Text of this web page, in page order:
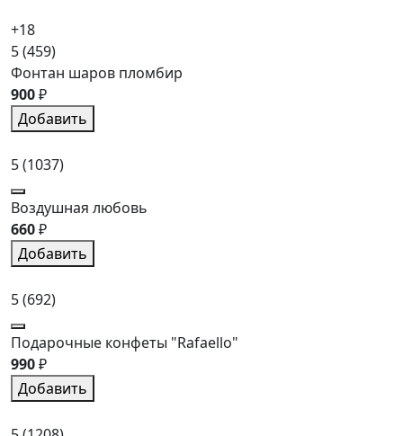
+18
5(459)
Фонтан шаров пломбир
900₽
Добавить
5(1037)
Воздушная любовь
660₽
Добавить
5(692)
Подарочные конфеты "Rafaello"
990₽
Добавить